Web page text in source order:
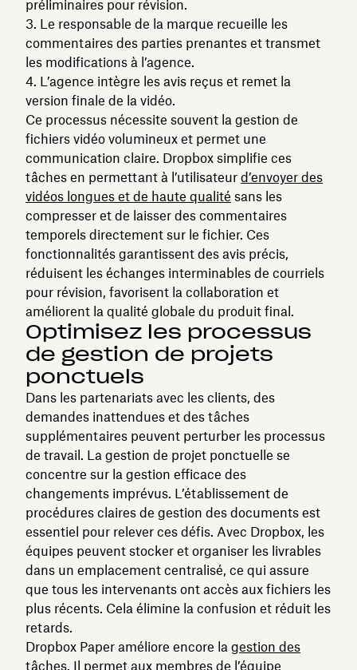
préliminaires pour révision.
Le responsable de la marque recueille les
commentaires des parties prenantes et transmet
les modifications à l’agence.
L’agence intègre les avis reçus et remet la
version finale de la vidéo.
Ce processus nécessite souvent la gestion de
fichiers vidéo volumineux et permet une
communication claire. Dropbox simplifie ces
tâches en permettant à l’utilisateur d’envoyer des
vidéos longues et de haute qualité sans les
compresser et de laisser des commentaires
temporels directement sur le fichier. Ces
fonctionnalités garantissent des avis précis,
réduisent les échanges interminables de courriels
pour révision, favorisent la collaboration et
améliorent la qualité globale du produit final.
Optimisez les processus
de gestion de projets
ponctuels
Dans les partenariats avec les clients, des
demandes inattendues et des tâches
supplémentaires peuvent perturber les processus
de travail. La gestion de projet ponctuelle se
concentre sur la gestion efficace des
changements imprévus. L’établissement de
procédures claires de gestion des documents est
essentiel pour relever ces défis. Avec Dropbox, les
équipes peuvent stocker et organiser les livrables
dans un emplacement centralisé, ce qui assure
que tous les intervenants ont accès aux fichiers les
plus récents. Cela élimine la confusion et réduit les
retards.
Dropbox Paper améliore encore la gestion des
tâches. Il permet aux membres de l’équipe